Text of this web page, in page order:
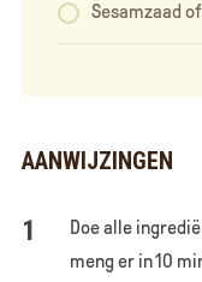
Sesamzaad
AANWIJZINGEN
Doe alle
meng er in 10